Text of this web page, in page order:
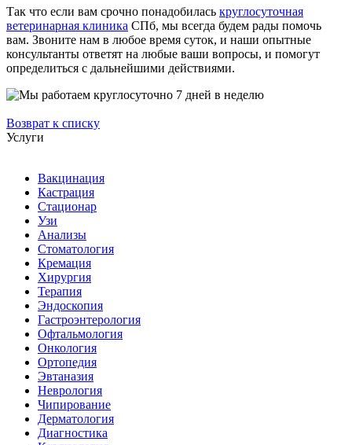
Так что если вам срочно понадобилась круглосуточная
ветеринарная клиника СПб, мы всегда будем рады помочь
вам. Звоните нам в любое время суток, и наши опытные
консультанты ответят на любые ваши вопросы, и помогут
определиться с дальнейшими действиями.
Возврат к списку
Услуги
Вакцинация
Кастрация
Стационар
Узи
Анализы
Стоматология
Кремация
Хирургия
Терапия
Эндоскопия
Гастроэнтерология
Офтальмология
Онкология
Ортопедия
Эвтаназия
Неврология
Чипирование
Дерматология
Диагностика